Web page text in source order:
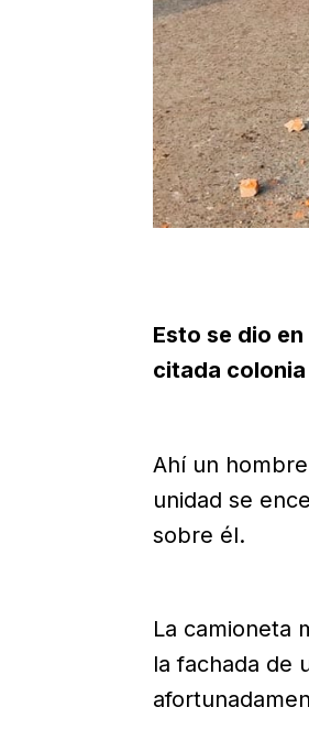
Esto se dio
citada colonia
Ahí un
unidad se
sobre él.
La camioneta
la fachada de